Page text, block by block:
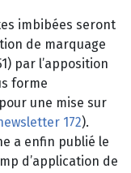
imbibées seront
de marquage
par l’apposition
forme
une mise sur
172).
a enfin publié le
d’application de